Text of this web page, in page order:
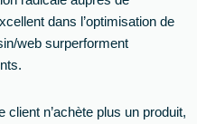
dans l’optimisation de
web surperforment
client n’achète plus un produit,